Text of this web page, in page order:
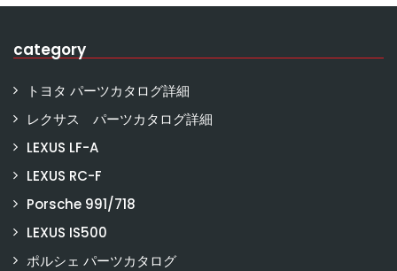
category
トヨタ パーツカタログ詳細
レクサス パーツカタログ詳細
LEXUS LF-A
LEXUS RC-F
Porsche 991/718
LEXUS IS500
ポルシェ パーツカタログ